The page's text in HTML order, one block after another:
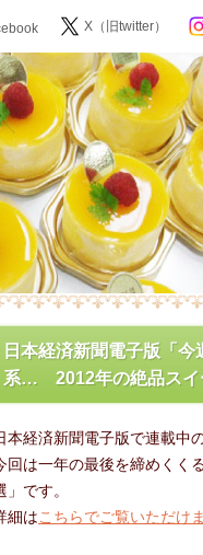
ュース
場のお知らせ
加募集
ート
ーオープン記念日カレ
理緒プロフィール
・お問い合わせ
X（旧twitter）
日本経済新聞電子版「
系… 2012年の絶品スイ
本経済新聞電子版で連載中
回は一年の最後を締めく
」です。
細はこちらでご覧いただけ